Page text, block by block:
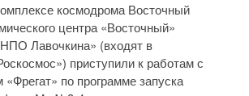
космодрома Восточный
центра «Восточный»
Лавочкина» (входят в
приступили к работам с
по программе запуска